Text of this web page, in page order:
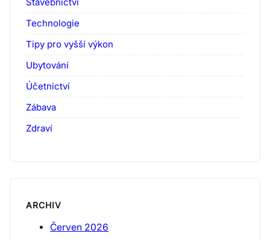
Technologie
Tipy pro vyšší výkon
Ubytování
Účetnictví
Zábava
Zdraví
ARCHIV
Červen 2026